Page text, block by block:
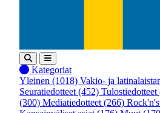
Kategoriat
Yleinen (1018) Vakio- ja
Seuratiedotteet (452) Tulostiedotteet
(300) Mediatiedotteet (266)